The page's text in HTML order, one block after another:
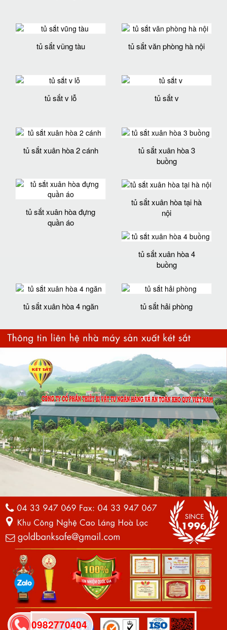
tủ sắt vũng tàu tủ sắt văn phòng hà nội
tủ sắt v lỗ tủ sắt v
tủ sắt xuân hòa 2 cánh
tủ sắt xuân hòa 3
buồng
tủ sắt xuân hòa đựng
quần áo
tủ sắt xuân hòa tại hà
nội
tủ sắt xuân hòa 4
buồng
tủ sắt xuân hòa 4 ngăn tủ sắt hải phòng
0982770404